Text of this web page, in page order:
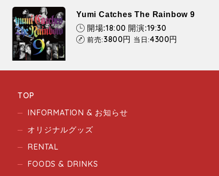
Yumi Catches The Rainbow 9
開場:18:00 開演:19:30
前売:3800円 当日:4300円
TOP
INFORMATION & お知らせ
オリジナルグッズ
RENTAL
FOODS & DRINKS